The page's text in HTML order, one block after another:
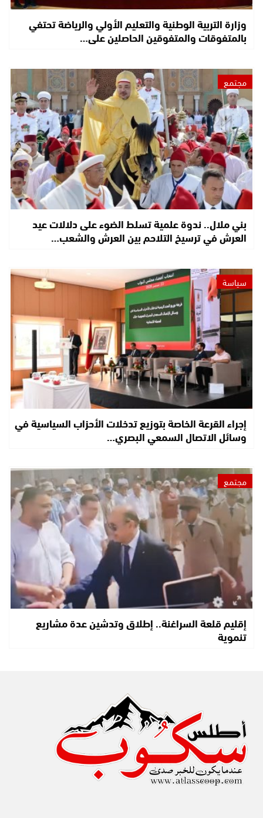
وزارة التربية الوطنية والتعليم الأولي والرياضة تحتفي
بالمتفوقات والمتفوقين الحاصلين على…
مجتمع
بني ملال.. ندوة علمية تسلط الضوء على دلالات عيد
العرش في ترسيخ التلاحم بين العرش والشعب…
سياسة
إجراء القرعة الخاصة بتوزيع تدخلات الأحزاب السياسية في
وسائل الاتصال السمعي البصري…
مجتمع
إقليم قلعة السراغنة.. إطلاق وتدشين عدة مشاريع
تنموية